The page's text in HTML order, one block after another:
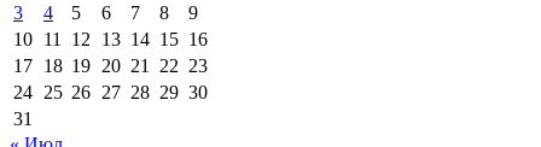
3
4 5 6 7 8
9
10 11 12 13 14 15 16
17 18 19 20 21 22 23
24 25 26 27 28 29 30
31